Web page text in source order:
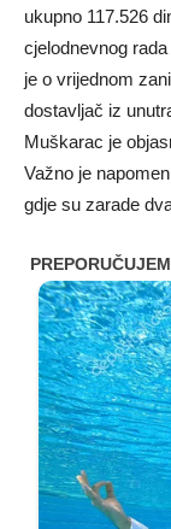
ukupno 117.526
cjelodnevnog
je o vrijednom
dostavljač iz
Muškarac je
Važno je
gdje su zarade